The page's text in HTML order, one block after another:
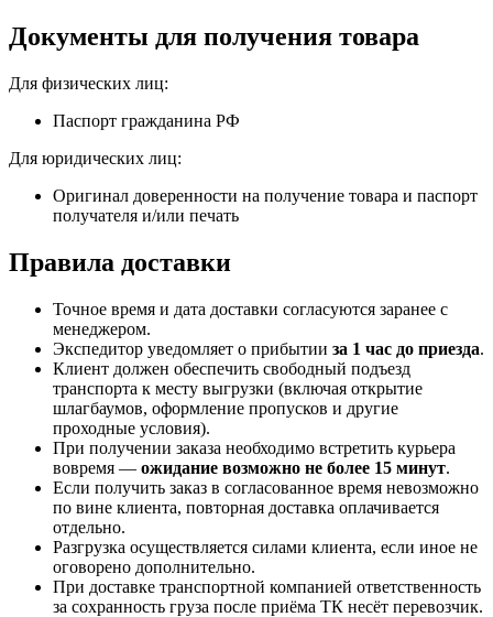
Документы для получения товара
Для физических лиц:
Паспорт гражданина РФ
Для юридических лиц:
Оригинал доверенности на получение товара и паспорт
получателя и/или печать
Правила доставки
Точное время и дата доставки согласуются заранее с
менеджером.
Экспедитор уведомляет о прибытии за 1 час до приезда.
Клиент должен обеспечить свободный подъезд
транспорта к месту выгрузки (включая открытие
шлагбаумов, оформление пропусков и другие
проходные условия).
При получении заказа необходимо встретить курьера
вовремя — ожидание возможно не более 15 минут.
Если получить заказ в согласованное время невозможно
по вине клиента, повторная доставка оплачивается
отдельно.
Разгрузка осуществляется силами клиента, если иное не
оговорено дополнительно.
При доставке транспортной компанией ответственность
за сохранность груза после приёма ТК несёт перевозчик.